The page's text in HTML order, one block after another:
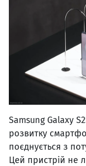
Samsung Galaxy
розвитку
поєднується з
Цей пристрій не